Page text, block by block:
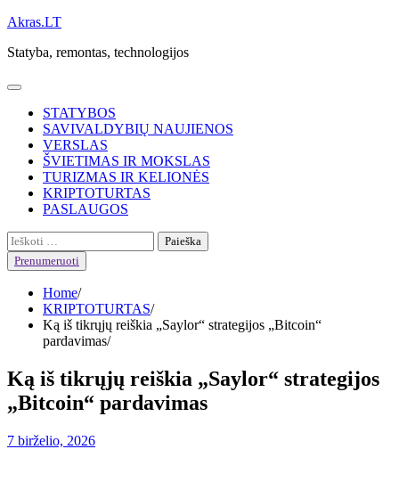
Skip
content
Akras.LT
Statyba, remontas, technologijos
STATYBOS
SAVIVALDYBIŲ NAUJIENOS
VERSLAS
ŠVIETIMAS IR MOKSLAS
TURIZMAS IR KELIONĖS
KRIPTOTURTAS
PASLAUGOS
Ieškoti:
Prenumeruoti
Home
KRIPTOTURTAS
Ką iš tikrųjų reiškia „Saylor“ strategijos „Bitcoin“
pardavimas
Ką iš tikrųjų reiškia „Saylor“ strategijos
„Bitcoin“ pardavimas
7 birželio, 2026